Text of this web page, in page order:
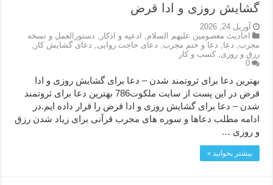
گشایش روزی و ادا قرض
آوریل 24, 2026
احاديث معصومين عليهم السلام, ادعيه و اذكار , دستورالعمل و نسخه
مجرب, دعا, دعا و ختم مجرب, دعای حاجت روایی, دعای گشایش کار ,
رزق و روزی,کسب و کار
0
بهترین دعا برای ثروتمند شدن – دعا برای گشایش روزی و ادا
قرض در این پست از سایت ملکوت786 بهترین دعا برای ثروتمند
شدن – دعا برای گشایش روزی و ادا قرض را قرار داده ایم.در
ادامه مطلب دعاها و سوره های مجرب قرآنی برای زیاد شدن رزق
و روزی …
بیشتر بخوانید »